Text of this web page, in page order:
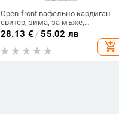
Open-front вафельно кардиган-
свитер, зима, за мъже,
полиестер 96%+, 180–250 g
28.13 € /55.02 лв
add_shopping_cart